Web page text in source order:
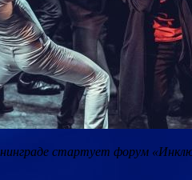
стартует форум